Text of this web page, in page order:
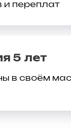
и переплат
5 лет
в своём